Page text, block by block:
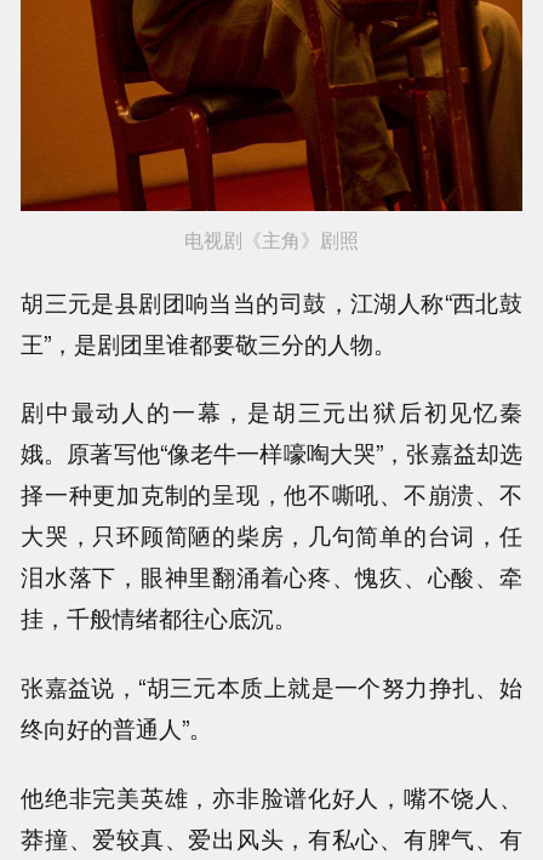
电视剧《主角》剧照
胡三元是县剧团响当当的司鼓，江湖人称“西北鼓
王”，是剧团里谁都要敬三分的人物。
剧中最动人的一幕，是胡三元出狱后初见忆秦
娥。原著写他“像老牛一样嚎啕大哭”，张嘉益却选
择一种更加克制的呈现，他不嘶吼、不崩溃、不
大哭，只环顾简陋的柴房，几句简单的台词，任
泪水落下，眼神里翻涌着心疼、愧疚、心酸、牵
挂，千般情绪都往心底沉。
张嘉益说，“胡三元本质上就是一个努力挣扎、始
终向好的普通人”。
他绝非完美英雄，亦非脸谱化好人，嘴不饶人、
莽撞、爱较真、爱出风头，有私心、有脾气、有